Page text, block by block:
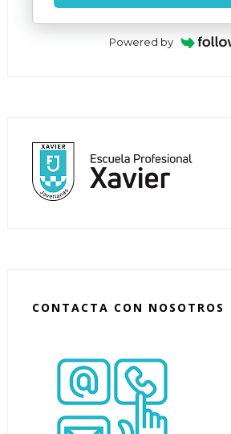
Powered by
CONTACTA CON NOSOTROS